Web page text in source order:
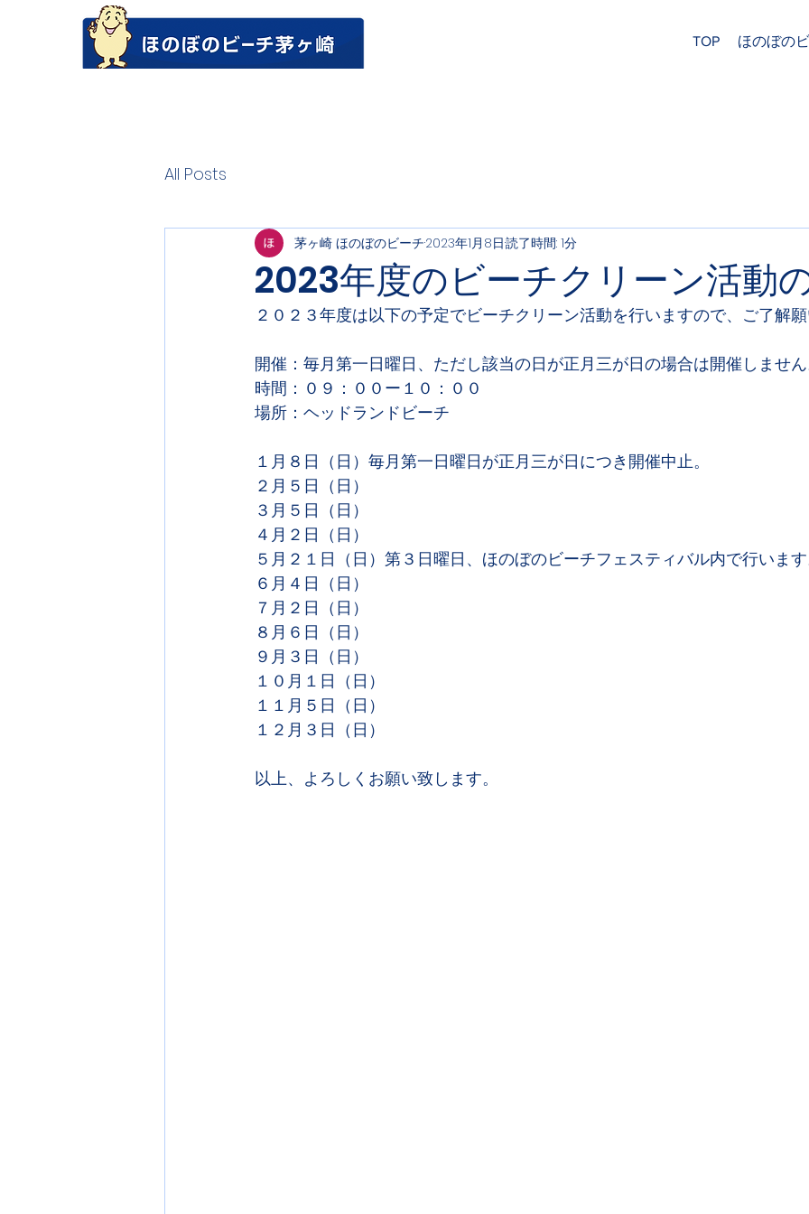
TOP ほのぼの
All Posts
2023年度のビーチクリーン活動
茅ヶ崎 ほのぼのビーチ2023年1月8日読了時間: 1分
２０２３年度は以下の予定でビーチクリーン活動を行いますので、ご了解
開催：毎月第一日曜日、ただし該当の日が正月三が日の場合は開催しませ
時間：０９：００ー１０：００
場所：ヘッドランドビーチ
１月８日（日）毎月第一日曜日が正月三が日につき開催中止。
２月５日（日）
３月５日（日）
４月２日（日）
５月２１日（日）第３日曜日、ほのぼのビーチフェスティバル内で行いま
６月４日（日）
７月２日（日）
８月６日（日）
９月３日（日）
１０月１日（日）
１１月５日（日）
１２月３日（日）
以上、よろしくお願い致します。